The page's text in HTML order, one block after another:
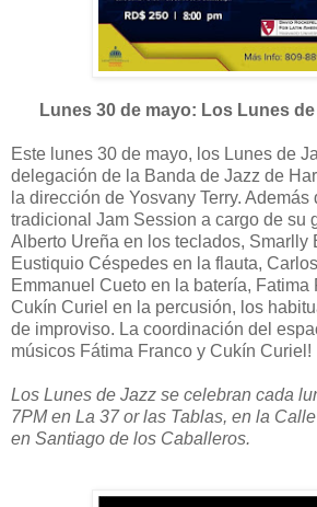
Lunes 30 de mayo: Los Lunes
Este lunes 30 de mayo, los Lunes de
delegación de la Banda de Jazz de
la dirección de Yosvany Terry. Además
tradicional Jam Session a cargo de su
Alberto Ureña en los teclados, Smarlly
Eustiquio Céspedes en la flauta,
Emmanuel Cueto en la batería, Fatima
Cukín Curiel en la percusión, los
de improviso. La coordinación del
músicos Fátima Franco y Cukín Curiel!
Los Lunes de Jazz se celebran cada
7PM en La 37 or las Tablas, en la
en Santiago de los Caballeros.